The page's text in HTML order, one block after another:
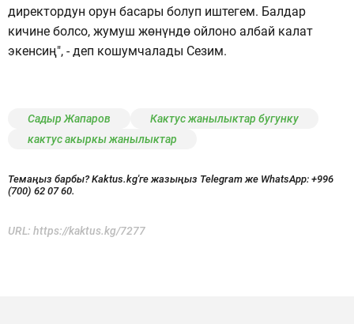
директордун орун басары болуп иштегем. Балдар
кичине болсо, жумуш жөнүндө ойлоно албай калат
экенсиң", - деп кошумчалады Сезим.
Садыр Жапаров
Кактус жанылыктар бугунку
кактус акыркы жанылыктар
Темаңыз барбы? Kaktus.kg'ге жазыңыз Telegram же WhatsApp: +996
(700) 62 07 60.
URL: https://kaktus.kg/7277